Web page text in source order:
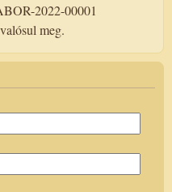
2022-00001
meg.